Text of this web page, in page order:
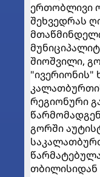
ერთობლივი
შეხვედრას
შიოშვილი,
რეგიონური
გორში